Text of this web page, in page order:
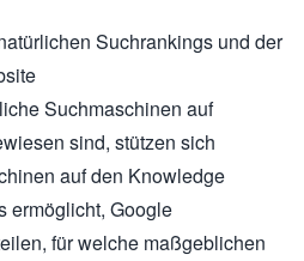
Suchrankings und der
Suchmaschinen auf
sind, stützen sich
auf den Knowledge
ermöglicht, Google
für welche maßgeblichen